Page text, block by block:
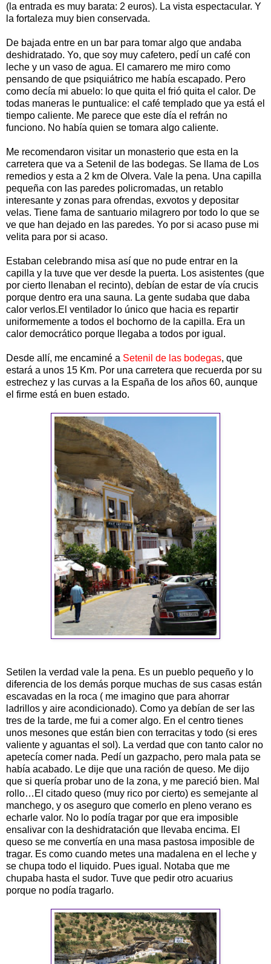
(la entrada es muy barata: 2 euros). La vista espectacular. Y
la fortaleza muy bien conservada.
De bajada entre en un bar para tomar algo que andaba
deshidratado. Yo, que soy muy cafetero, pedí un café con
leche y un vaso de agua. El camarero me miro como
pensando de que psiquiátrico me había escapado. Pero
como decía mi abuelo: lo que quita el frió quita el calor. De
todas maneras le puntualice: el café templado que ya está el
tiempo caliente. Me parece que este día el refrán no
funciono. No había quien se tomara algo caliente.
Me recomendaron visitar un monasterio que esta en la
carretera que va a Setenil de las bodegas. Se llama de Los
remedios y esta a 2 km de Olvera. Vale la pena. Una capilla
pequeña con las paredes policromadas, un retablo
interesante y zonas para ofrendas, exvotos y depositar
velas. Tiene fama de santuario milagrero por todo lo que se
ve que han dejado en las paredes. Yo por si acaso puse mi
velita para por si acaso.
Estaban celebrando misa así que no pude entrar en la
capilla y la tuve que ver desde la puerta. Los asistentes (que
por cierto llenaban el recinto), debían de estar de vía crucis
porque dentro era una sauna. La gente sudaba que daba
calor verlos.El ventilador lo único que hacia es repartir
uniformemente a todos el bochorno de la capilla. Era un
calor democrático porque llegaba a todos por igual.
Desde allí, me encaminé a Setenil de las bodegas, que
estará a unos 15 Km. Por una carretera que recuerda por su
estrechez y las curvas a la España de los años 60, aunque
el firme está en buen estado.
Setilen la verdad vale la pena. Es un pueblo pequeño y lo
diferencia de los demás porque muchas de sus casas están
escavadas en la roca ( me imagino que para ahorrar
ladrillos y aire acondicionado). Como ya debían de ser las
tres de la tarde, me fui a comer algo. En el centro tienes
unos mesones que están bien con terracitas y todo (si eres
valiente y aguantas el sol). La verdad que con tanto calor no
apetecía comer nada. Pedí un gazpacho, pero mala pata se
había acabado. Le dije que una ración de queso. Me dijo
que si quería probar uno de la zona, y me pareció bien. Mal
rollo…El citado queso (muy rico por cierto) es semejante al
manchego, y os aseguro que comerlo en pleno verano es
echarle valor. No lo podía tragar por que era imposible
ensalivar con la deshidratación que llevaba encima. El
queso se me convertía en una masa pastosa imposible de
tragar. Es como cuando metes una madalena en el leche y
se chupa todo el liquido. Pues igual. Notaba que me
chupaba hasta el sudor. Tuve que pedir otro acuarius
porque no podía tragarlo.